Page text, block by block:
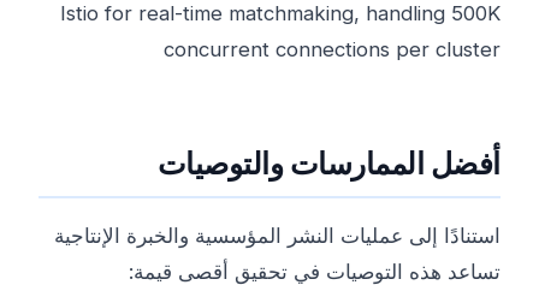
Istio for real-time matchmaking, handling 500K
concurrent connections per cluster
أفضل الممارسات والتوصيات
استنادًا إلى عمليات النشر المؤسسية والخبرة الإنتاجية
تساعد هذه التوصيات في تحقيق أقصى قيمة: